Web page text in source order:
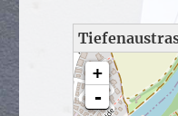
loading map - please
+
-